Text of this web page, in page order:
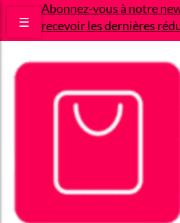
Abonnez-vous à notre
recevoir les dernières
☰